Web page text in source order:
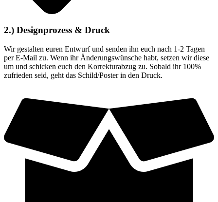
2.) Designprozess & Druck
Wir gestalten euren Entwurf und senden ihn euch nach 1-2 Tagen
per E-Mail zu. Wenn ihr Änderungswünsche habt, setzen wir diese
um und schicken euch den Korrekturabzug zu. Sobald ihr 100%
zufrieden seid, geht das Schild/Poster in den Druck.